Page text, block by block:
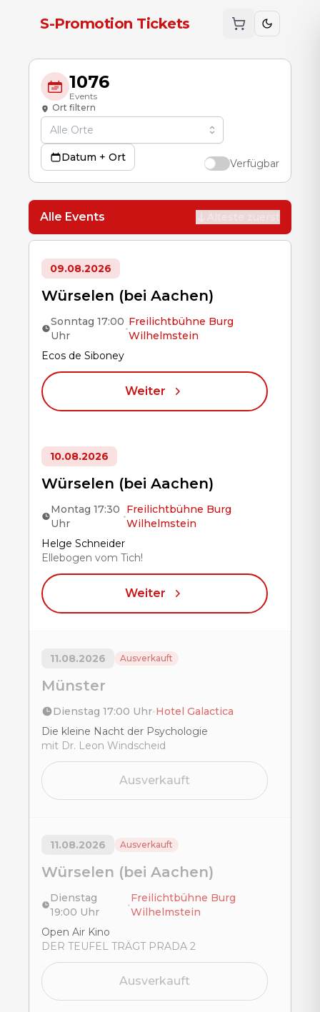
Zum Hauptinhalt
S-Promotion Tickets
1076
Events
Ort filtern
Datum + Ort Verfügbar
Alle Events
09.08.2026
Würselen (bei Aachen)
Sonntag 17:00
Uhr
•
Freilichtbühne Burg
Wilhelmstein
Title
Ecos de Siboney
Weiter
10.08.2026
Würselen (bei Aachen)
Montag 17:30
Uhr
•
Freilichtbühne Burg
Wilhelmstein
Title
Helge Schneider
Ellebogen vom Tich!
Weiter
11.08.2026 Ausverkauft
Münster
Dienstag 17:00 Uhr•Hotel Galactica
Title
Die kleine Nacht der Psychologie
mit Dr. Leon Windscheid
Ausverkauft
11.08.2026 Ausverkauft
Würselen (bei Aachen)
Dienstag
19:00 Uhr
•
Freilichtbühne Burg
Wilhelmstein
Title
Open Air Kino
DER TEUFEL TRÄGT PRADA 2
Ausverkauft